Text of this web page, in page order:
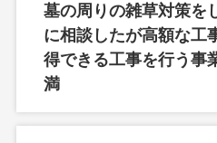
墓の周りの雑草対策を
に相談したが高額な工
得できる工事を行う事
満